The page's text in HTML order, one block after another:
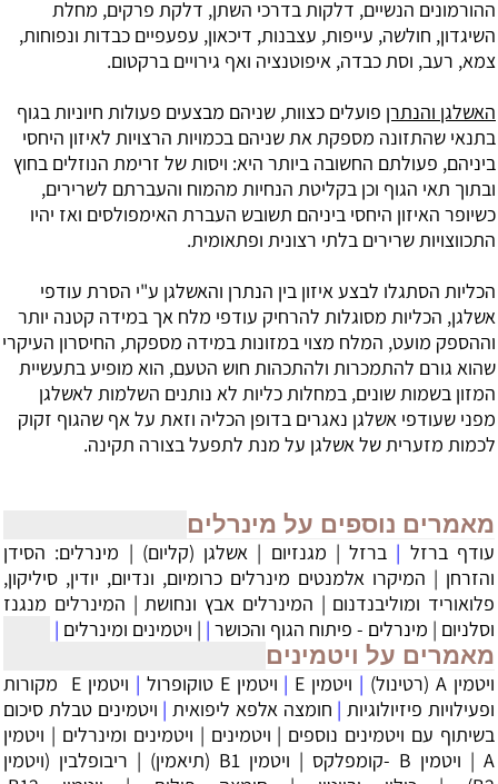
ההורמונים הנשיים, דלקות בדרכי השתן, דלקת פרקים, מחלת
השיגדון, חולשה, עייפות, עצבנות, דיכאון, עפעפיים כבדות ונפוחות,
צמא, רעב, וסת כבדה, איפוטנציה ואף גירויים ברקטום.
האשלגן והנתרן פועלים כצוות, שניהם מבצעים פעולות חיוניות בגוף
בתנאי שהתזונה מספקת את שניהם בכמויות הרצויות לאיזון היחסי
ביניהם, פעולתם החשובה ביותר היא: ויסות של זרימת הנוזלים בחוץ
ובתוך תאי הגוף וכן בקליטת הנחיות מהמוח והעברתם לשרירים,
כשיופר האיזון היחסי ביניהם תשובש העברת האימפולסים ואז יהיו
התכווצויות שרירים בלתי רצונית ופתאומית.
הכליות הסתגלו לבצע איזון בין הנתרן והאשלגן ע"י הסרת עודפי
אשלגן, הכליות מסוגלות להרחיק עודפי מלח אך במידה קטנה יותר
וההספק מועט, המלח מצוי במזונות במידה מספקת, החיסרון העיקרי
שהוא גורם להתמכרות ולהתכהות חוש הטעם, הוא מופיע בתעשיית
המזון בשמות שונים, במחלות כליות לא נותנים השלמות לאשלגן
מפני שעודפי אשלגן נאגרים בדופן הכליה וזאת על אף שהגוף זקוק
לכמות מזערית של אשלגן על מנת לתפעל בצורה תקינה.
מאמרים נוספים על מינרלים
עודף ברזל | ברזל| מגנזיום | אשלגן (קליום) | מינרלים: הסידן
והזרחן | המיקרו אלמנטים מינרלים כרומיום, ונדיום, יודין, סיליקון,
פלואוריד ומוליבנדנום | המינרלים אבץ ונחושת | המינרלים מנגנז
וסלניום | מינרלים - פיתוח הגוף והכושר |
| ויטמינים ומינרלים |
מאמרים על ויטמינים
ויטמין A (רטינול) | ויטמין E | ויטמין E טוקופרול |
‏ויטמין E מקורות
ופעילויות פיזיולוגיות | חומצה אלפא ליפואית | ויטמינים טבלת סיכום
בשיתוף עם ויטמינים נוספים | ויטמינים | ויטמינים ומינרלים | ויטמין
A
| ויטמין B -קומפלקס | ויטמין B1 (תיאמין) | ריבופלבין (ויטמין